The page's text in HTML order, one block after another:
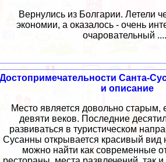
Вернулись из Болгарии. Летели
экономии, а оказалось - очень
очаровательный
Достопримечательности Санта-
и описание
Место является довольно старым,
девяти веков. Последние
развиваться в туристическом
Сусанны открывается красивый вид
можно найти как современные